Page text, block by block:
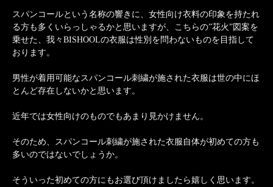
スパンコールという名称の響きに、女性向け衣料の印象を持たれ
る方も多くいらっしゃるかと思いますが、こちらの”花火”図案を
乗せた、我々BISHOOLの衣服は性別を問わないものを目指して
おります。
男性が着用可能なスパンコール刺繍が施された衣服は世の中にほ
とんど存在しないかと思います。
近年では女性向けのものでもあまり見かけません。
そのため、スパンコール刺繍が施された衣服自体が初めての方も
多いのではないでしょうか。
そういった初めての方にもお選び頂けましたら嬉しく思います。